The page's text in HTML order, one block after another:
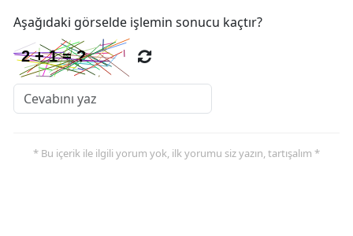
Aşağıdaki görselde işlemin sonucu kaçtır?
* Bu içerik ile ilgili yorum yok, ilk yorumu siz yazın, tartışalım *